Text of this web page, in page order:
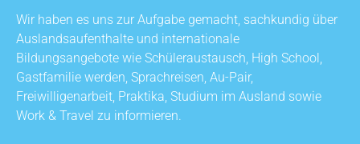
Wir haben es uns zur Aufgabe gemacht, sachkundig über
Auslandsaufenthalte und internationale
Bildungsangebote wie Schüleraustausch, High School,
Gastfamilie werden, Sprachreisen, Au-Pair,
Freiwilligenarbeit, Praktika, Studium im Ausland sowie
Work & Travel zu informieren.